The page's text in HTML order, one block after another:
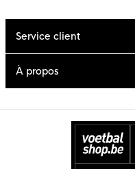
Service client
À propos